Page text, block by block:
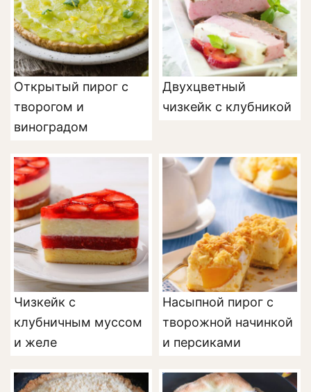
Открытый пирог с
творогом и
виноградом
Двухцветный
чизкейк с клубникой
Чизкейк с
клубничным муссом
и желе
Насыпной пирог с
творожной начинкой
и персиками